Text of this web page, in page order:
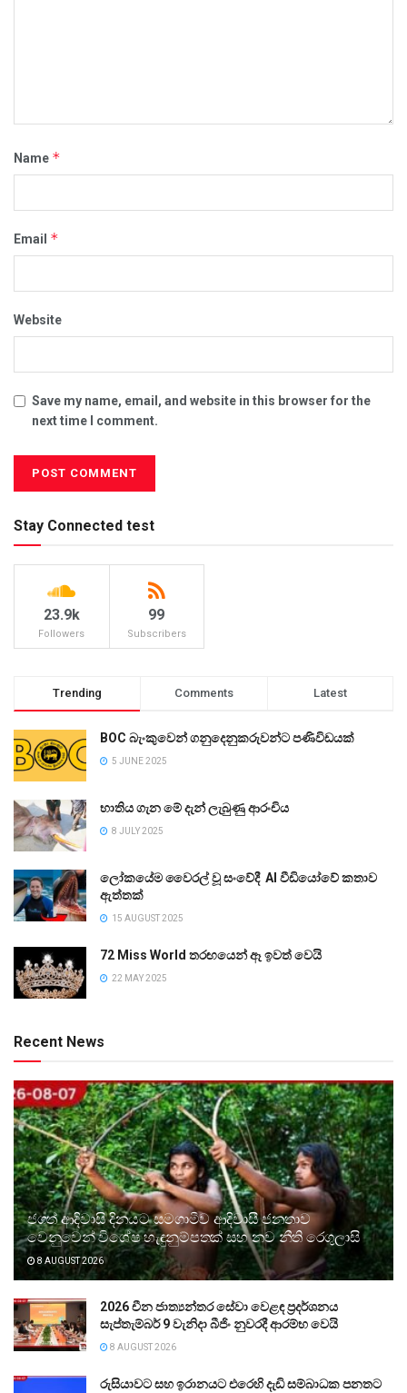
Name *
Email *
Website
Save my name, email, and website in this browser for the
next time I comment.
Stay Connected test
23.9k
Followers
99
Subscribers
Trending Comments Latest
BOC බැංකුවෙන් ගනුදෙනුකරුවන්ට පණිවිඩයක්
5 JUNE 2025
භාතිය ගැන මේ දැන් ලැබුණු ආරංචිය
8 JULY 2025
ලෝකයේම වෛරල් වූ සංවේදී AI වීඩියෝවේ කතාව
ඇත්තක්
15 AUGUST 2025
72 Miss World තරඟයෙන් ඈ ඉවත් වෙයි
22 MAY 2025
Recent News
ජගත් ආදිවාසි දිනයට සමගාමීව ආදිවාසී ජනතාව
වෙනුවෙන් විශේෂ හැඳුනුම්පතක් සහ නව නීති රෙගුලාසි
8 AUGUST 2026
2026 චීන ජාත්‍යන්තර සේවා වෙළඳ ප්‍රදර්ශනය
සැප්තැම්බර් 9 වැනිදා බීජිං නුවරදී ආරම්භ වෙයි
8 AUGUST 2026
රුසියාවට සහ ඉරානයට එරෙහි දැඩි සම්බාධක පනතට